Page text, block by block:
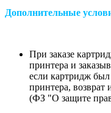
Дополнительные
При заказе
принтера и
если картридж
принтера,
(ФЗ "О защите